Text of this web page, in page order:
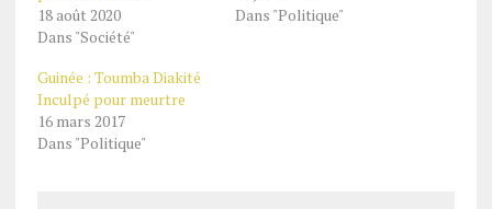
18 août 2020
Dans "Société"
Dans "Politique"
Guinée : Toumba Diakité
Inculpé pour meurtre
16 mars 2017
Dans "Politique"